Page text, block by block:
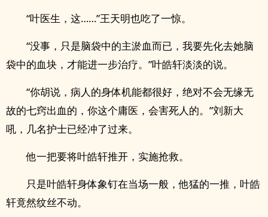
“叶医生，这……”王天明也吃了一惊。
“没事，只是脑袋中的主淤血而已，我要先化去她脑
袋中的血块，才能进一步治疗。”叶皓轩淡淡的说。
“你胡说，病人的身体机能都很好，绝对不会无缘无
故的七窍出血的，你这个庸医，会害死人的。”刘新大
吼，几名护士已经冲了过来。
他一把要将叶皓轩推开，实施抢救。
只是叶皓轩身体象钉在当场一般，他猛的一推，叶皓
轩竟然纹丝不动。